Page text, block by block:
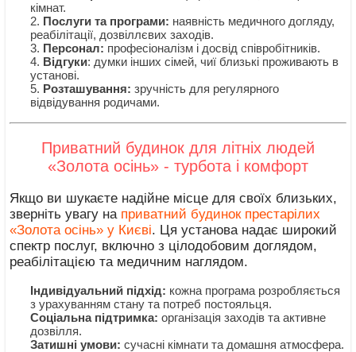
кімнат.
Послуги та програми: наявність медичного догляду,
реабілітації, дозвіллєвих заходів.
Персонал: професіоналізм і досвід співробітників.
Відгуки: думки інших сімей, чиї близькі проживають в
установі.
Розташування: зручність для регулярного
відвідування родичами.
Приватний будинок для літніх людей
«Золота осінь» - турбота і комфорт
Якщо ви шукаєте надійне місце для своїх близьких,
зверніть увагу на приватний будинок престарілих
«Золота осінь» у Києві. Ця установа надає широкий
спектр послуг, включно з цілодобовим доглядом,
реабілітацією та медичним наглядом.
Індивідуальний підхід: кожна програма розробляється
з урахуванням стану та потреб постояльця.
Соціальна підтримка: організація заходів та активне
дозвілля.
Затишні умови: сучасні кімнати та домашня атмосфера.